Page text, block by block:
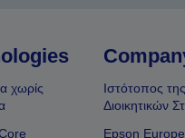
χωρίς
Ιστότοπος
Διοικητικών
Epson